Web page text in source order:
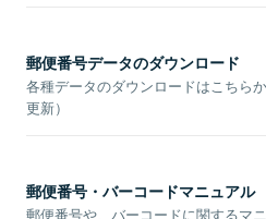
郵便番号データのダウンロード
各種データのダウンロードはこちら
更新）
郵便番号・バーコードマニュアル
郵便番号や、バーコードに関するマ